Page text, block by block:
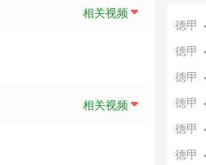
相关视频
相关视频
德甲
德甲
德甲
德甲
德甲
德甲